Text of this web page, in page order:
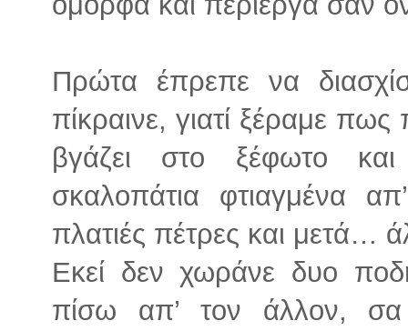
Πρώτα έπρεπε να
πίκραινε, γιατί ξέραμε
βγάζει στο ξέφωτο
σκαλοπάτια φτιαγμένα
πλατιές πέτρες και μετά…
Εκεί δεν χωράνε δυο
πίσω απ’ τον άλλον, σα